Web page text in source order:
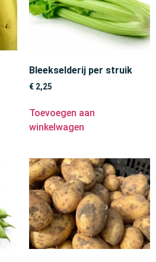
Bleekselderij per struik
€ 2,25
Toevoegen aan
winkelwagen